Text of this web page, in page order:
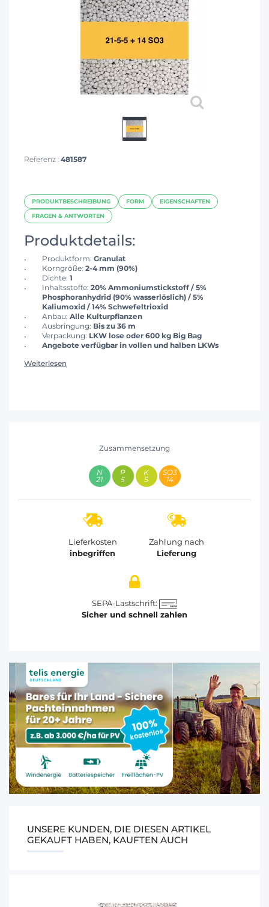
Referenz : 481587
PRODUKTBESCHREIBUNG FORM EIGENSCHAFTEN
FRAGEN & ANTWORTEN
Produktdetails:
Produktform: Granulat
Korngröße: 2-4 mm (90%)
Dichte: 1
Inhaltsstoffe: 20% Ammoniumstickstoff / 5%
Phosphoranhydrid (90% wasserlöslich) / 5%
Kaliumoxid / 14% Schwefeltrioxid
Anbau: Alle Kulturpflanzen
Ausbringung: Bis zu 36 m
Verpackung: LKW lose oder 600 kg Big Bag
Angebote verfügbar in vollen und halben LKWs
Weiterlesen
Zusammensetzung
21 5 5 14
Lieferkosten
inbegriffen
Zahlung nach
Lieferung
SEPA-Lastschrift:
Sicher und schnell zahlen
UNSERE KUNDEN, DIE DIESEN ARTIKEL
GEKAUFT HABEN, KAUFTEN AUCH